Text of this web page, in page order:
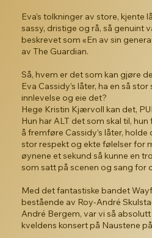
Eva’s tolkninger av store, kjente
sassy, dristige og rå, så genuint
beskrevet som «En av sin
av The Guardian.
Så, hvem er det som kan gjøre
Eva Cassidy’s låter, ha en så
innlevelse og eie det?
Hege Kristin Kjærvoll kan det,
Hun har ALT det som skal til,
å fremføre Cassidy’s låter, holde
stor respekt og ekte følelser for
øynene et sekund så kunne en
som satt på scenen og sang for
Med det fantastiske bandet
bestående av Roy-André
André Bergem, var vi så absolutt
kveldens konsert på Naustene